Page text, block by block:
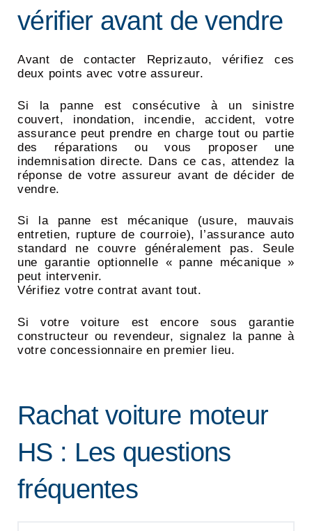
vérifier avant de vendre
Avant de contacter Reprizauto, vérifiez ces
deux points avec votre assureur.
Si la panne est consécutive à un sinistre
couvert, inondation, incendie, accident, votre
assurance peut prendre en charge tout ou partie
des réparations ou vous proposer une
indemnisation directe. Dans ce cas, attendez la
réponse de votre assureur avant de décider de
vendre.
Si la panne est mécanique (usure, mauvais
entretien, rupture de courroie), l’assurance auto
standard ne couvre généralement pas. Seule
une garantie optionnelle « panne mécanique »
peut intervenir.
Vérifiez votre contrat avant tout.
Si votre voiture est encore sous garantie
constructeur ou revendeur, signalez la panne à
votre concessionnaire en premier lieu.
Rachat voiture moteur
HS : Les questions
fréquentes